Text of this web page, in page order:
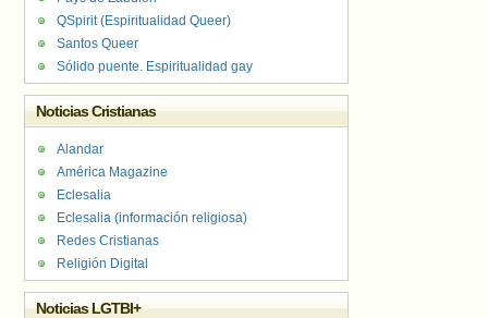
QSpirit (Espiritualidad Queer)
Santos Queer
Sólido puente. Espiritualidad gay
Noticias Cristianas
Alandar
América Magazine
Eclesalia
Eclesalia (información religiosa)
Redes Cristianas
Religión Digital
Noticias LGTBI+